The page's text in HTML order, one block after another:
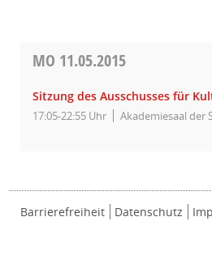
MO 11.05.2015
Sitzung des Ausschusses für
17:05-22:55 Uhr Akademiesaal der
Barrierefreiheit Datenschutz